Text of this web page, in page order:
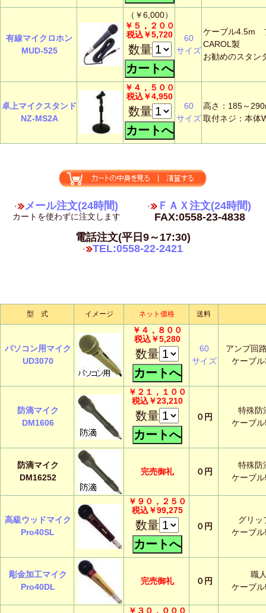
有線マイクロホン
MUD-525
（￥6,000）
￥５，２００
税込￥5,720
数量
60
サイズ
ケーブル4.5m
CAROL製
お勧めのスタン
卓上マイクスタンド
NZ-MS2A
￥４，５００
税込￥4,950
数量
60
サイズ
高さ：185～
取付ネジ：本体
メール注文(24時間)
カートを使わずに注文します
ＦＡＸ注文(24時間)
FAX:0558-23-4838
電話注文(平日9～17:30)
TEL:0558-22-2421
型 式 イメージ ネット価格 送料
パソコン用マイク
UD3070
￥４，８００
税込￥5,280
数量
60
サイズ
アンプ回
ケーブ
防滴マイク
DM1606
￥２１，１００
税込￥23,210
数量 ０円
特殊防
ケーブ
防滴マイク
DM16252
完売御礼 ０円
特殊防
ケーブ
高級ウッドマイク
Pro40SL
￥９０，２５０
税込￥99,275
数量 ０円
グリッ
ケーブ
彫金加工マイク
Pro40DL
完売御礼 ０円
職
ケーブ
￥３０，０００